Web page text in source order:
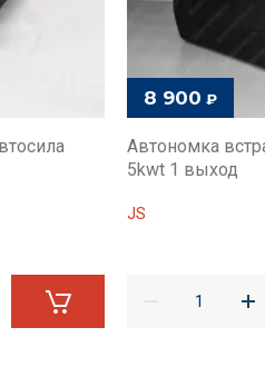
8 900 ₽
Автономка
5kwt 1 выход
JS